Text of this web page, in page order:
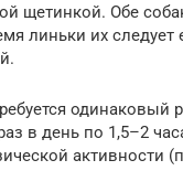
щетинкой. Обе
линьки их
одинаковый
в день по 1,5–2
активности